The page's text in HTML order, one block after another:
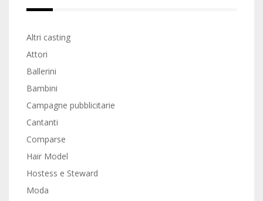
Altri casting
Attori
Ballerini
Bambini
Campagne pubblicitarie
Cantanti
Comparse
Hair Model
Hostess e Steward
Moda